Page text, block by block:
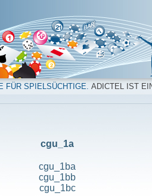
FÜR SPIELSÜCHTIGE. ADICTEL IST
cgu_1a
cgu_1ba
cgu_1bb
cgu_1bc